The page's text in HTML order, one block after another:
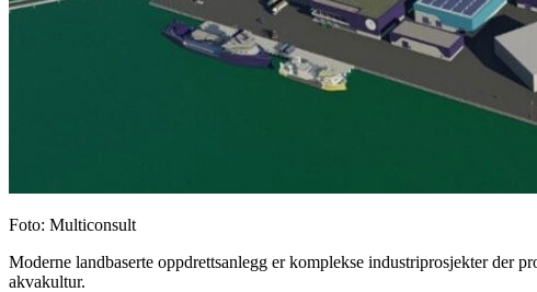
Foto: Multiconsult
Moderne landbaserte oppdrettsanlegg er komplekse industriprosjekter der
akvakultur.